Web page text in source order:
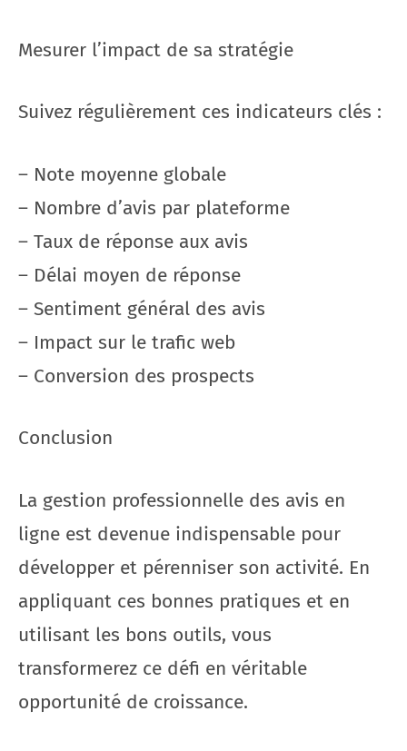
Mesurer l’impact de sa stratégie
Suivez régulièrement ces indicateurs clés :
– Note moyenne globale
– Nombre d’avis par plateforme
– Taux de réponse aux avis
– Délai moyen de réponse
– Sentiment général des avis
– Impact sur le trafic web
– Conversion des prospects
Conclusion
La gestion professionnelle des avis en
ligne est devenue indispensable pour
développer et pérenniser son activité. En
appliquant ces bonnes pratiques et en
utilisant les bons outils, vous
transformerez ce défi en véritable
opportunité de croissance.